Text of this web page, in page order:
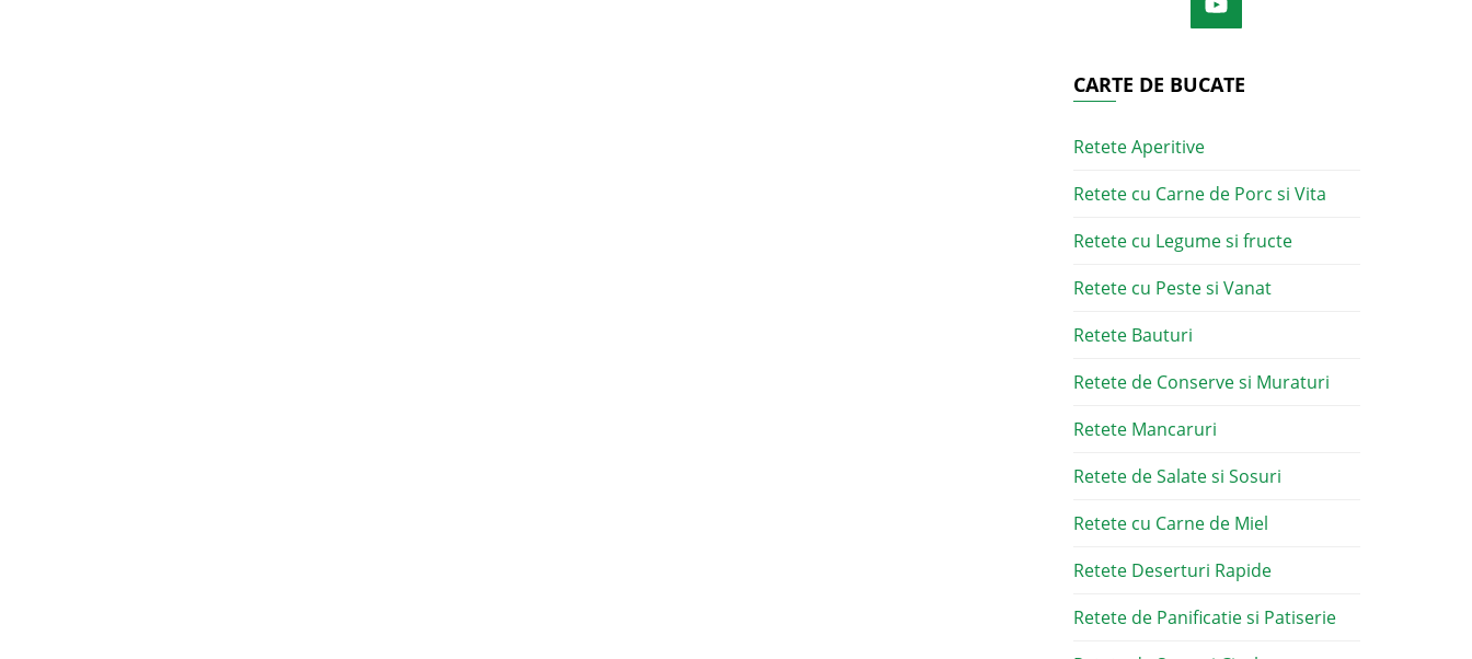
CARTE DE BUCATE
Retete Aperitive
Retete cu Carne de Porc si Vita
Retete cu Legume si fructe
Retete cu Peste si Vanat
Retete Bauturi
Retete de Conserve si Muraturi
Retete Mancaruri
Retete de Salate si Sosuri
Retete cu Carne de Miel
Retete Deserturi Rapide
Retete de Panificatie si Patiserie